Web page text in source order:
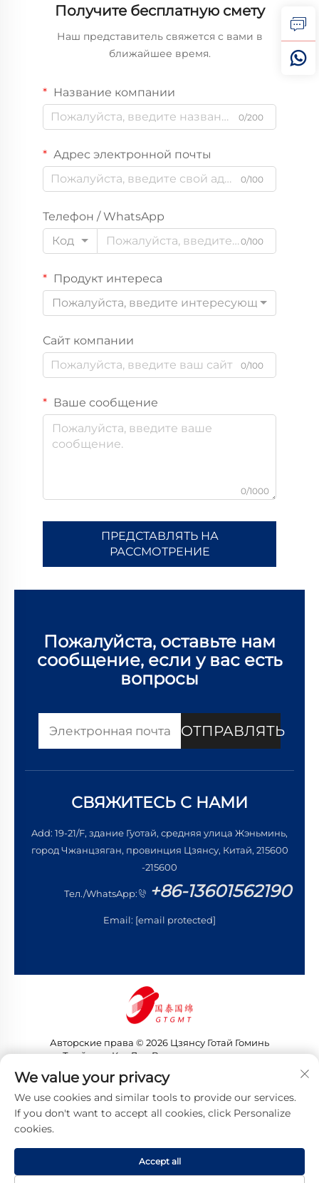
Получите бесплатную смету
Наш представитель свяжется с вами в
ближайшее время.
Название компании
0/200
Адрес электронной почты
0/100
Телефон / WhatsApp
Код
0/100
Продукт интереса
Пожалуйста, введите интересующий вас
Сайт компании
0/100
Ваше сообщение
0/1000
ПРЕДСТАВЛЯТЬ НА
РАССМОТРЕНИЕ
Пожалуйста, оставьте нам
сообщение, если у вас есть
вопросы
ОТПРАВЛЯТЬ
СВЯЖИТЕСЬ С НАМИ
Add: 19-21/F, здание Гуотай, средняя улица Жэньминь,
город Чжанцзяган, провинция Цзянсу, Китай, 215600
-215600
Тел./WhatsApp: +86-13601562190
Email: [email protected]
Авторские права © 2026 Цзянсу Готай Гоминь
Трейдинг Ко., Лтд. Все права защищены
Политика конфиденциальности
We value your privacy
We use cookies and similar tools to provide our services.
If you don't want to accept all cookies, click Personalize
cookies.
Accept all